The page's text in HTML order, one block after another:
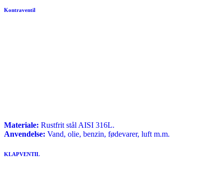
Kontraventil
Materiale: Rustfrit stål AISI 316L.
Anvendelse: Vand, olie, benzin, fødevarer, luft m.m.
KLAPVENTIL